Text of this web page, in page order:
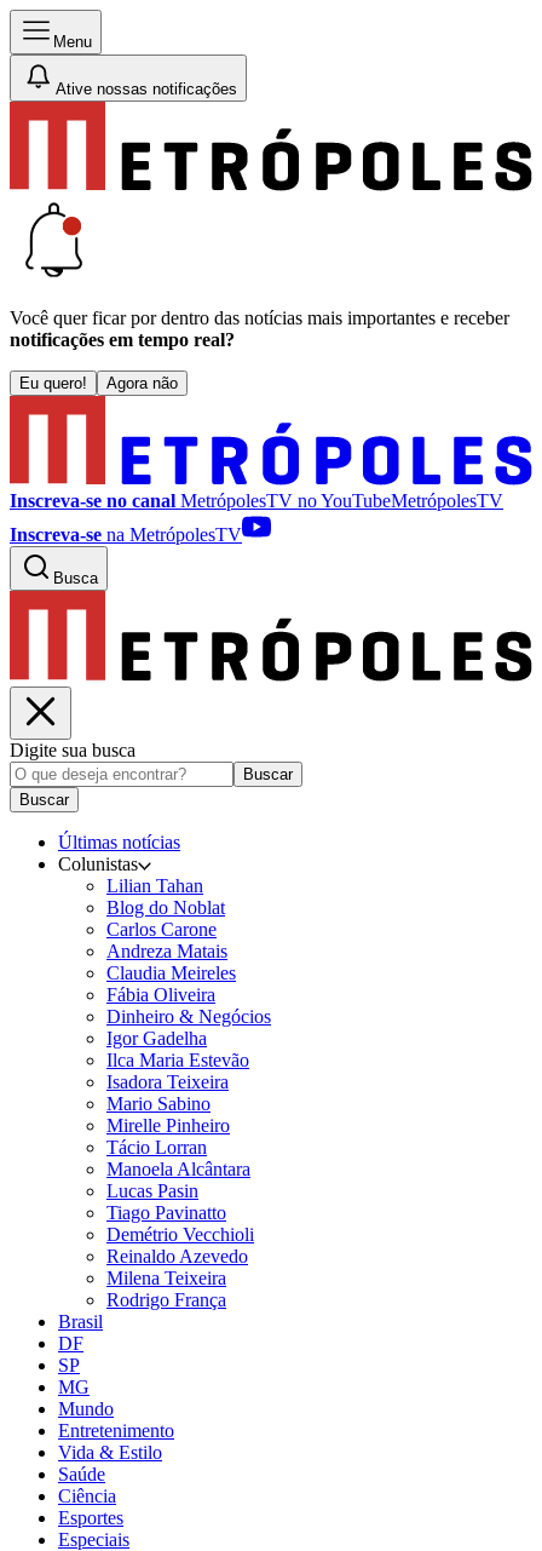
Menu
Ative nossas notificações
Você quer ficar por dentro das notícias mais importantes e receber
notificações em tempo real?
Eu quero! Agora não
Inscreva-se no canal MetrópolesTV noYouTubeMetrópolesTV
Inscreva-se na MetrópolesTV
Busca
Digite sua busca
Buscar
Buscar
Últimas notícias
Colunistas
Lilian Tahan
Blog do Noblat
Carlos Carone
Andreza Matais
Claudia Meireles
Fábia Oliveira
Dinheiro & Negócios
Igor Gadelha
Ilca Maria Estevão
Isadora Teixeira
Mario Sabino
Mirelle Pinheiro
Tácio Lorran
Manoela Alcântara
Lucas Pasin
Tiago Pavinatto
Demétrio Vecchioli
Reinaldo Azevedo
Milena Teixeira
Rodrigo França
Brasil
DF
SP
MG
Mundo
Entretenimento
Vida & Estilo
Saúde
Ciência
Esportes
Especiais